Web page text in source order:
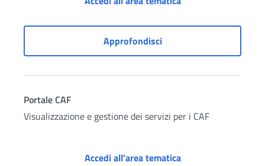
ApprofondisciDipendenti pubblici:
Portale CAF
Visualizzazione e gestione dei servizi per i CAF
Accedi all'area tematicaPortale CAF